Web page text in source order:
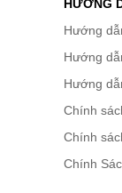
HƯỚNG
Hướng
Hướng
Hướng
Chính
Chính
Chính